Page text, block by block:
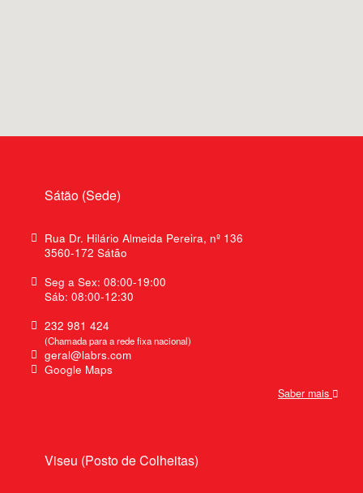
Sátão (Sede)
Rua Dr. Hilário Almeida Pereira, nº 136
3560-172 Sátão
Seg a Sex: 08:00-19:00
Sáb: 08:00-12:30
232 981 424
(Chamada para a rede fixa nacional)
geral@labrs.com
Google Maps
Saber mais
Viseu (Posto de Colheitas)